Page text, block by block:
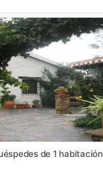
de 1 habitación